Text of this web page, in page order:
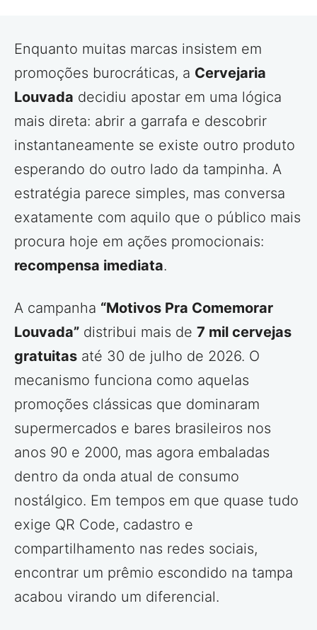
Enquanto muitas marcas insistem em
promoções burocráticas, a Cervejaria
Louvada decidiu apostar em uma lógica
mais direta: abrir a garrafa e descobrir
instantaneamente se existe outro produto
esperando do outro lado da tampinha. A
estratégia parece simples, mas conversa
exatamente com aquilo que o público mais
procura hoje em ações promocionais:
recompensa imediata.
A campanha “Motivos Pra Comemorar
Louvada” distribui mais de 7 mil cervejas
gratuitas até 30 de julho de 2026. O
mecanismo funciona como aquelas
promoções clássicas que dominaram
supermercados e bares brasileiros nos
anos 90 e 2000, mas agora embaladas
dentro da onda atual de consumo
nostálgico. Em tempos em que quase tudo
exige QR Code, cadastro e
compartilhamento nas redes sociais,
encontrar um prêmio escondido na tampa
acabou virando um diferencial.